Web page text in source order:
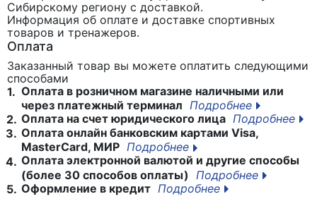
Сибирскому региону с доставкой.
Информация об оплате и доставке спортивных
товаров и тренажеров.
Оплата
Заказанный товар вы можете оплатить следующими
способами
1. Оплата в розничном магазине наличными или
через платежный терминал Подробнее
2. Оплата на счет юридического лица Подробнее
3. Оплата онлайн банковским картами Visa,
MasterCard, МИР Подробнее
4. Оплата электронной валютой и другие способы
(более 30 способов оплаты)
Подробнее
5. Оформление в кредит Подробнее